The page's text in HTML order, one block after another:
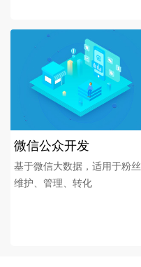
微信公众开发
基于微信大数据，适用于粉丝
维护、管理、转化